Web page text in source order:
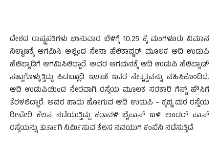
ದೇಶದ ರಾಷ್ಟ್ರಪತಿಗಳು ಭಾನುವಾರ ಬೆಳಿಗ್ಗೆ 10.25 ಕ್ಕೆ ಮಂಗಳೂರು ವಿಮಾನ
ನಿಲ್ದಾಣಕ್ಕೆ ಆಗಮಿಸಿ ಅಲ್ಲಿಂದ ಸೇನಾ ಹೆಲಿಕಾಪ್ಟರ್ ಮೂಲಕ ಆದಿ ಉಡುಪಿ
ಹೆಲಿಪ್ಯಾಡಿಗೆ ಆಗಮಿಸಿಲಿದ್ದಾರೆ. ಅವರ ಆಗಮನಕ್ಕೆ ಆದಿ ಉಡುಪಿ ಹೆಲಿಪ್ಯಾಡ್
ಸಜ್ಜುಗೊಳ್ಳುತ್ತಿದ್ದು ಪಿಡಬ್ಲೂಡಿ ಇಲಾಖೆ ಇದರ ನೇತೃತ್ವವನ್ನು ವಹಿಸಿಕೊಂಡಿದೆ.
ಆದಿ ಉಡುಪಿಯಿಂದ ನೇರವಾಗಿ ರಸ್ತೆಯ ಮೂಲಕ ಸರಕಾರಿ ಗೆಸ್ಟ್ ಹೌಸಿಗೆ
ತೆರಳಲಿದ್ದಾರೆ. ಅವರ ಹಾದು ಹೋಗುವ ಆದಿ ಉಡುಪಿ – ಕೃಷ್ಣ ಮಠ ರಸ್ತೆಯ
ರೀಪೇರಿ ಕೆಲಸ ನಡೆಯುತ್ತಿದ್ದು ಕರಾವಳಿ ಬೈಪಾಸ್ ಬಳಿ ಅಂಡರ್ ಪಾಸ್
ರಸ್ತೆಯನ್ನು ತುರ್ತಾಗಿ ನಿರ್ಮಿಸುವ ಕೆಲಸ ನವಯುಗ ಕಂಪೆನಿ ನಡೆಸುತ್ತಿದೆ.